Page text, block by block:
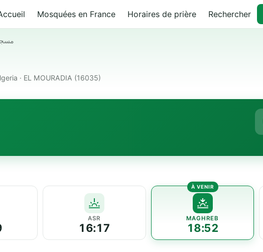
Mosquées en France Horaires de prière Rechercher
· EL MOURADIA (16035)
ASR
16:17
MAGHREB
18:52